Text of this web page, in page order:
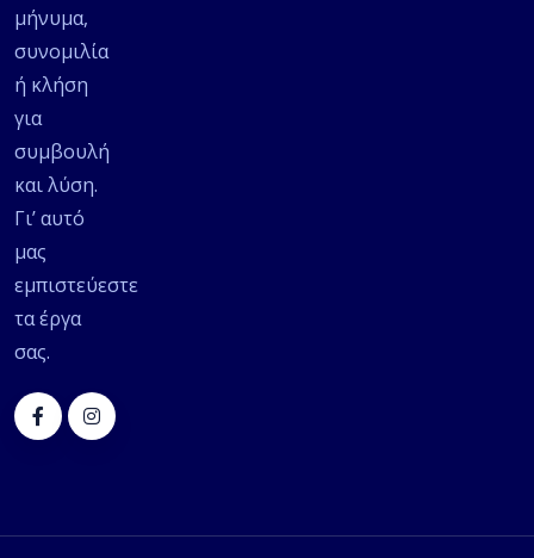
μήνυμα,
συνομιλία
ή κλήση
για
συμβουλή
και λύση.
Γι’ αυτό
μας
εμπιστεύεστε
τα έργα
σας.